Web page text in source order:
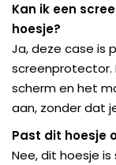
Kan ik een
hoesje?
Ja, deze case is
screenprotector.
scherm en het
aan, zonder dat
Past dit hoesje
Nee, dit hoesje is